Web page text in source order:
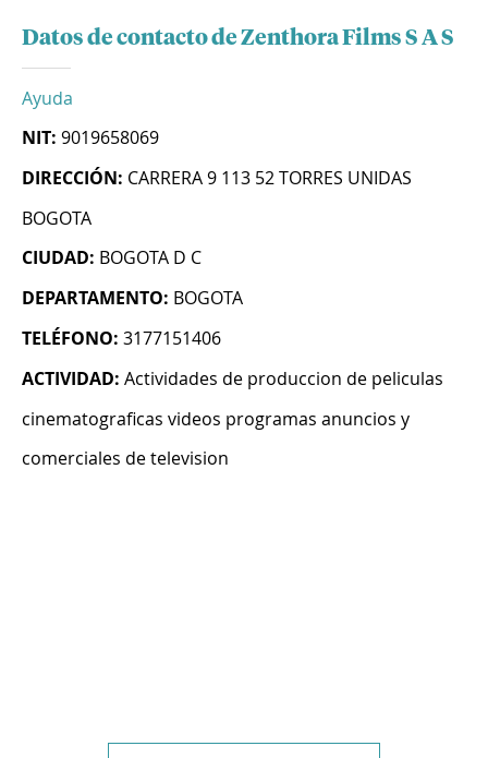
Datos de contacto de Zenthora Films S A S
Ayuda
NIT: 9019658069
DIRECCIÓN: CARRERA 9 113 52 TORRES UNIDAS
BOGOTA
CIUDAD: BOGOTA D C
DEPARTAMENTO: BOGOTA
TELÉFONO: 3177151406
ACTIVIDAD: Actividades de produccion de peliculas
cinematograficas videos programas anuncios y
comerciales de television